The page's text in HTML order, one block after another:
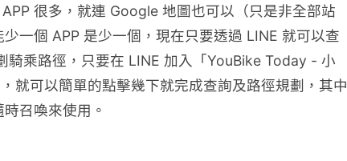
很多，就連 Google 地圖也可以（只是非全部站
一個 APP 是少一個，現在只要透過 LINE 就可以查
騎乘路徑，只要在 LINE 加入「YouBike Today - 小
就可以簡單的點擊幾下就完成查詢及路徑規劃，其中
召喚來使用。